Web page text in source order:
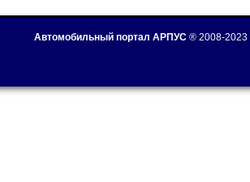
Автомобильный портал АРПУС ® 2008-2023